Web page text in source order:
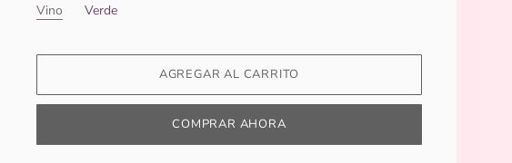
Vino Verde
COMPRAR AHORA